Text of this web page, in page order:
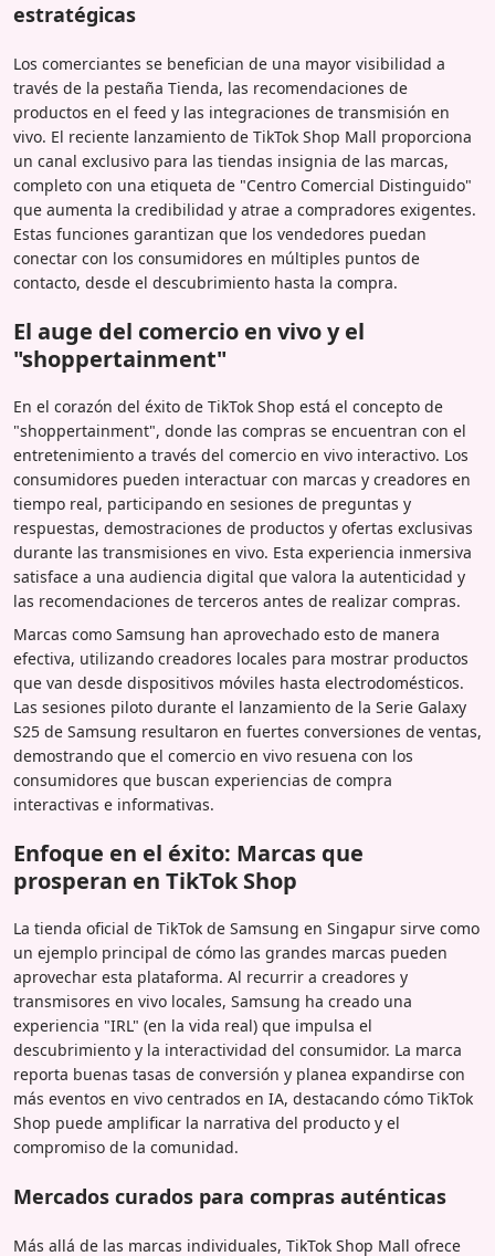
estratégicas
Los comerciantes se benefician de una mayor visibilidad a
través de la pestaña Tienda, las recomendaciones de
productos en el feed y las integraciones de transmisión en
vivo. El reciente lanzamiento de TikTok Shop Mall proporciona
un canal exclusivo para las tiendas insignia de las marcas,
completo con una etiqueta de "Centro Comercial Distinguido"
que aumenta la credibilidad y atrae a compradores exigentes.
Estas funciones garantizan que los vendedores puedan
conectar con los consumidores en múltiples puntos de
contacto, desde el descubrimiento hasta la compra.
El auge del comercio en vivo y el
"shoppertainment"
En el corazón del éxito de TikTok Shop está el concepto de
"shoppertainment", donde las compras se encuentran con el
entretenimiento a través del comercio en vivo interactivo. Los
consumidores pueden interactuar con marcas y creadores en
tiempo real, participando en sesiones de preguntas y
respuestas, demostraciones de productos y ofertas exclusivas
durante las transmisiones en vivo. Esta experiencia inmersiva
satisface a una audiencia digital que valora la autenticidad y
las recomendaciones de terceros antes de realizar compras.
Marcas como Samsung han aprovechado esto de manera
efectiva, utilizando creadores locales para mostrar productos
que van desde dispositivos móviles hasta electrodomésticos.
Las sesiones piloto durante el lanzamiento de la Serie Galaxy
S25 de Samsung resultaron en fuertes conversiones de ventas,
demostrando que el comercio en vivo resuena con los
consumidores que buscan experiencias de compra
interactivas e informativas.
Enfoque en el éxito: Marcas que
prosperan en TikTok Shop
La tienda oficial de TikTok de Samsung en Singapur sirve como
un ejemplo principal de cómo las grandes marcas pueden
aprovechar esta plataforma. Al recurrir a creadores y
transmisores en vivo locales, Samsung ha creado una
experiencia "IRL" (en la vida real) que impulsa el
descubrimiento y la interactividad del consumidor. La marca
reporta buenas tasas de conversión y planea expandirse con
más eventos en vivo centrados en IA, destacando cómo TikTok
Shop puede amplificar la narrativa del producto y el
compromiso de la comunidad.
Mercados curados para compras auténticas
Más allá de las marcas individuales, TikTok Shop Mall ofrece